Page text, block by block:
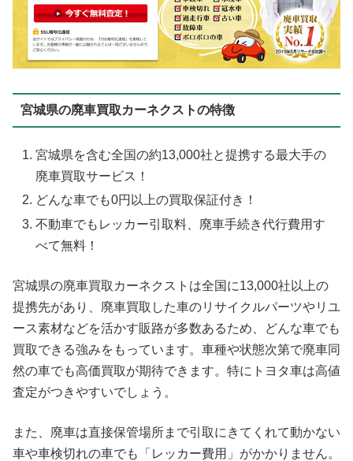
宮城県の廃車買取カーネクストの特徴
宮城県を含む全国の約13,000社と提携する最大手の
廃車買取サービス！
どんな車でも0円以上の買取保証付き！
不動車でもレッカー引取料、廃車手続き代行費用す
べて無料！
宮城県の廃車買取カーネクストは全国に13,000社以上の
提携先があり、廃車買取した車のリサイクルパーツやリユ
ース素材などを活かす販路が多数あるため、どんな車でも
買取できる強みをもっています。車種や状態次第で廃車同
然の車でも高価買取が期待できます。特にトヨタ車は高値
査定がつきやすいでしょう。
また、廃車は直接保管場所まで引取にきてくれて動かない
車や車検切れの車でも「レッカー費用」がかかりません。